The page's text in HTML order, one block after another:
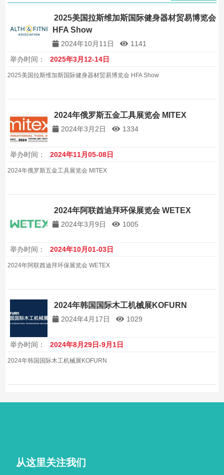
2025美国拉斯维加斯国际健身器材贸易博览会
HFA Show
2024年10月11日
1141
举办时间：
2025年3月12-14日
2025美国拉斯维加斯国际健身器材贸易博览会 HFA Show
2024年俄罗斯五金工具展览会 MITEX
2024年3月2日 1334
举办时间： 2024年11月05-08日
2024年俄罗斯五金工具展览会 MITEX
2024年阿联酋迪拜环保展览会 WETEX
2024年3月9日 1005
举办时间： 2024年10月01-03日
2024年阿联酋迪拜环保展览会 WETEX
2024年韩国国际木工机械展KOFURN
2024年4月17日 1029
举办时间： 2024年8月29日-9月1日
2024年韩国国际木工机械展KOFURN
从这里关注我们